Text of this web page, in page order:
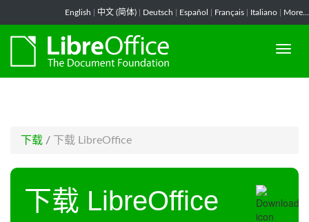
English 中文 (简体) Deutsch Español Français Italiano More...
下载 / 下载 LibreOffice
下载 LibreOffice